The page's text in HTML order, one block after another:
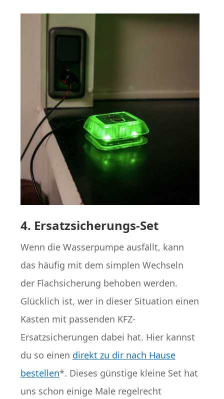
4. Ersatzsicherungs-Set
Wenn die Wasserpumpe ausfällt, kann
das häufig mit dem simplen Wechseln
der Flachsicherung behoben werden.
Glücklich ist, wer in dieser Situation einen
Kasten mit passenden KFZ-
Ersatzsicherungen dabei hat. Hier kannst
du so einen direkt zu dir nach Hause
bestellen*. Dieses günstige kleine Set hat
uns schon einige Male regelrecht